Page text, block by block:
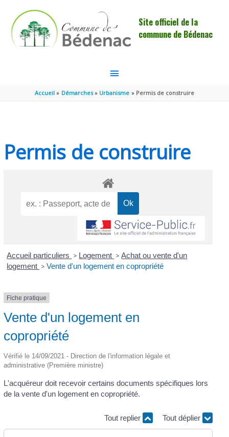
Site officiel de la
commune de Bédenac
MENU
PRINCIPAL
Accueil Démarches Urbanisme Permis de construire
Permis de construire
Accueil particuliers > Logement > Achat ou vente d'un
logement > Vente d'un logement en copropriété
Fiche pratique
Vente d'un logement en
copropriété
Vérifié le 14/09/2021 - Direction de l'information légale et
administrative (Première ministre)
L'acquéreur doit recevoir certains documents spécifiques lors
de la vente d'un logement en copropriété.
Tout replier Tout déplier